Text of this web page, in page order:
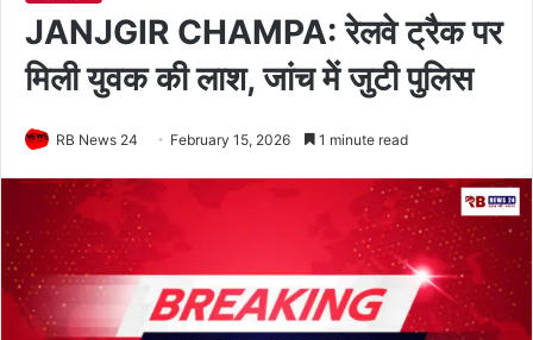
JANJGIR CHAMPA: रेलवे ट्रैक पर
मिली युवक की लाश, जांच में जुटी पुलिस
RB News 24 February 15, 2026 1 minute read